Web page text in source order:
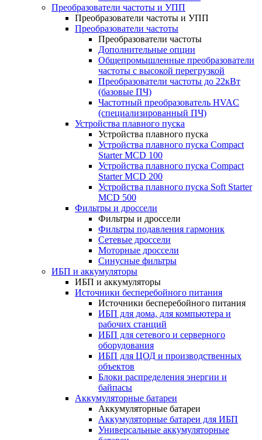
Преобразователи частоты и УПП
Преобразователи частоты и УПП
Преобразователи частоты
Преобразователи частоты
Дополнительные опции
Общепромышленные преобразователи
частоты с высокой перегрузкой
Преобразователи частоты до 22кВт
(базовые ПЧ)
Частотный преобразователь HVAC
(специализированный ПЧ)
Устройства плавного пуска
Устройства плавного пуска
Устройства плавного пуска Compact
Starter MCD 100
Устройства плавного пуска Compact
Starter MCD 200
Устройства плавного пуска Soft Starter
MCD 500
Фильтры и дроссели
Фильтры и дроссели
Фильтры подавления гармоник
Сетевые дроссели
Моторные дроссели
Синусные фильтры
ИБП и аккумуляторы
ИБП и аккумуляторы
Источники бесперебойного питания
Источники бесперебойного питания
ИБП для дома, для компьютера и
рабочих станций
ИБП для сетевого и серверного
оборудования
ИБП для ЦОД и производственных
объектов
Блоки распределения энергии и
байпасы
Аккумуляторные батареи
Аккумуляторные батареи
Аккумуляторные батареи для ИБП
Универсальные аккумуляторные